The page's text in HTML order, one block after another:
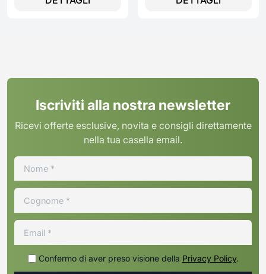
Iscriviti alla nostra newsletter
Ricevi offerte esclusive, novita e consigli direttamente
nella tua casella email.
Confermo di aver preso visione della Privacy Policy.